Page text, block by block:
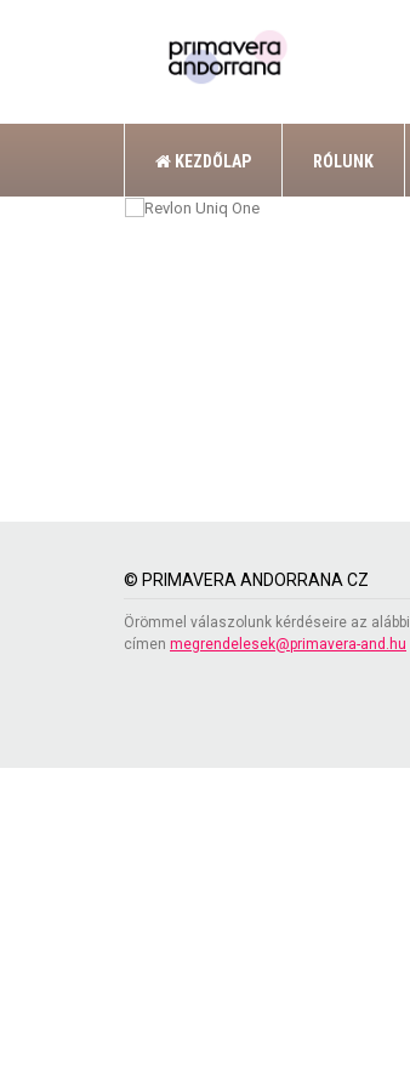
KEZDŐLAP RÓLUNK
© PRIMAVERA ANDORRANA CZ
Örömmel válaszolunk kérdéseire az alábbi
címen megrendelesek@primavera-and.hu